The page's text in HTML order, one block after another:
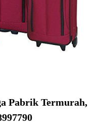
Pabrik Termurah,